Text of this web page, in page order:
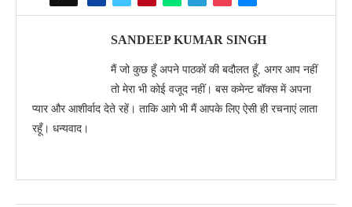
SANDEEP KUMAR SINGH
मैं जो कुछ हूँ अपने पाठकों की बदौलत हूँ, अगर आप नहीं
तो मेरा भी कोई वजूद नहीं। बस कमेन्ट बॉक्स में अपना
प्यार और आशीर्वाद देते रहें। ताकि आगे भी मैं आपके लिए ऐसी ही रचनाएं लाता
रहूँ। धन्यवाद।